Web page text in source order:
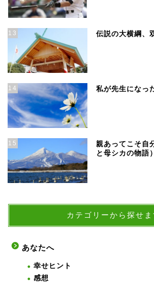
13 伝説の大横綱、
14 私が先生になっ
15
親あってこそ自
と母シカの物語）
カテゴリーから探せま
あなたへ
幸せヒント
感想